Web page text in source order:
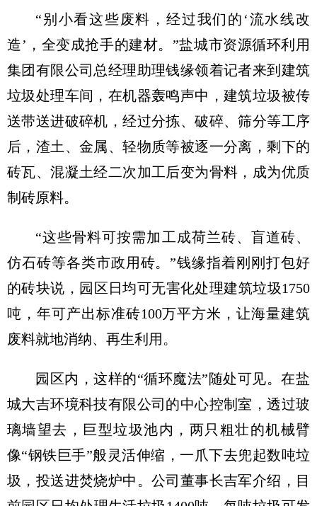
“别小看这些废料，经过我们的‘流水线改
造’，全变成抢手的建材。”盐城市资源循环利用
集团有限公司总经理助理钱缘领着记者来到建筑
垃圾处理车间，在机器轰鸣声中，建筑垃圾被传
送带送进破碎机，经过分拣、破碎、筛分等工序
后，渣土、金属、轻物质等被逐一分离，剩下的
砖瓦、混凝土经二次加工后变为骨料，成为优质
制砖原料。
“这些骨料可按需加工成荷兰砖、盲道砖、
仿石砖等各类市政用砖。”钱缘指着刚刚打包好
的砖块说，园区日均可无害化处理建筑垃圾1750
吨，年可产出标准砖100万平方米，让海量建筑
废料就地消纳、再生利用。
园区内，这样的“循环魔法”随处可见。在盐
城大吉环境科技有限公司的中心控制室，透过玻
璃墙望去，巨型垃圾池内，两只粗壮的机械臂
像“钢铁巨手”般灵活伸缩，一爪下去兜起数吨垃
圾，投送进焚烧炉中。公司董事长吉军介绍，目